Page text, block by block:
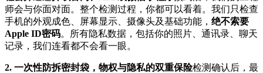
师会与你面对面。整个检测过程，你都可以看着。我们只检查
手机的外观成色、屏幕显示、摄像头及基础功能， 绝不索要
Apple ID密码。所有隐私数据，包括你的照片、通讯录、聊天
记录，我们连看都不会看一眼。
2. 一次性防拆密封袋，物权与隐私的双重保险检测确认后，最